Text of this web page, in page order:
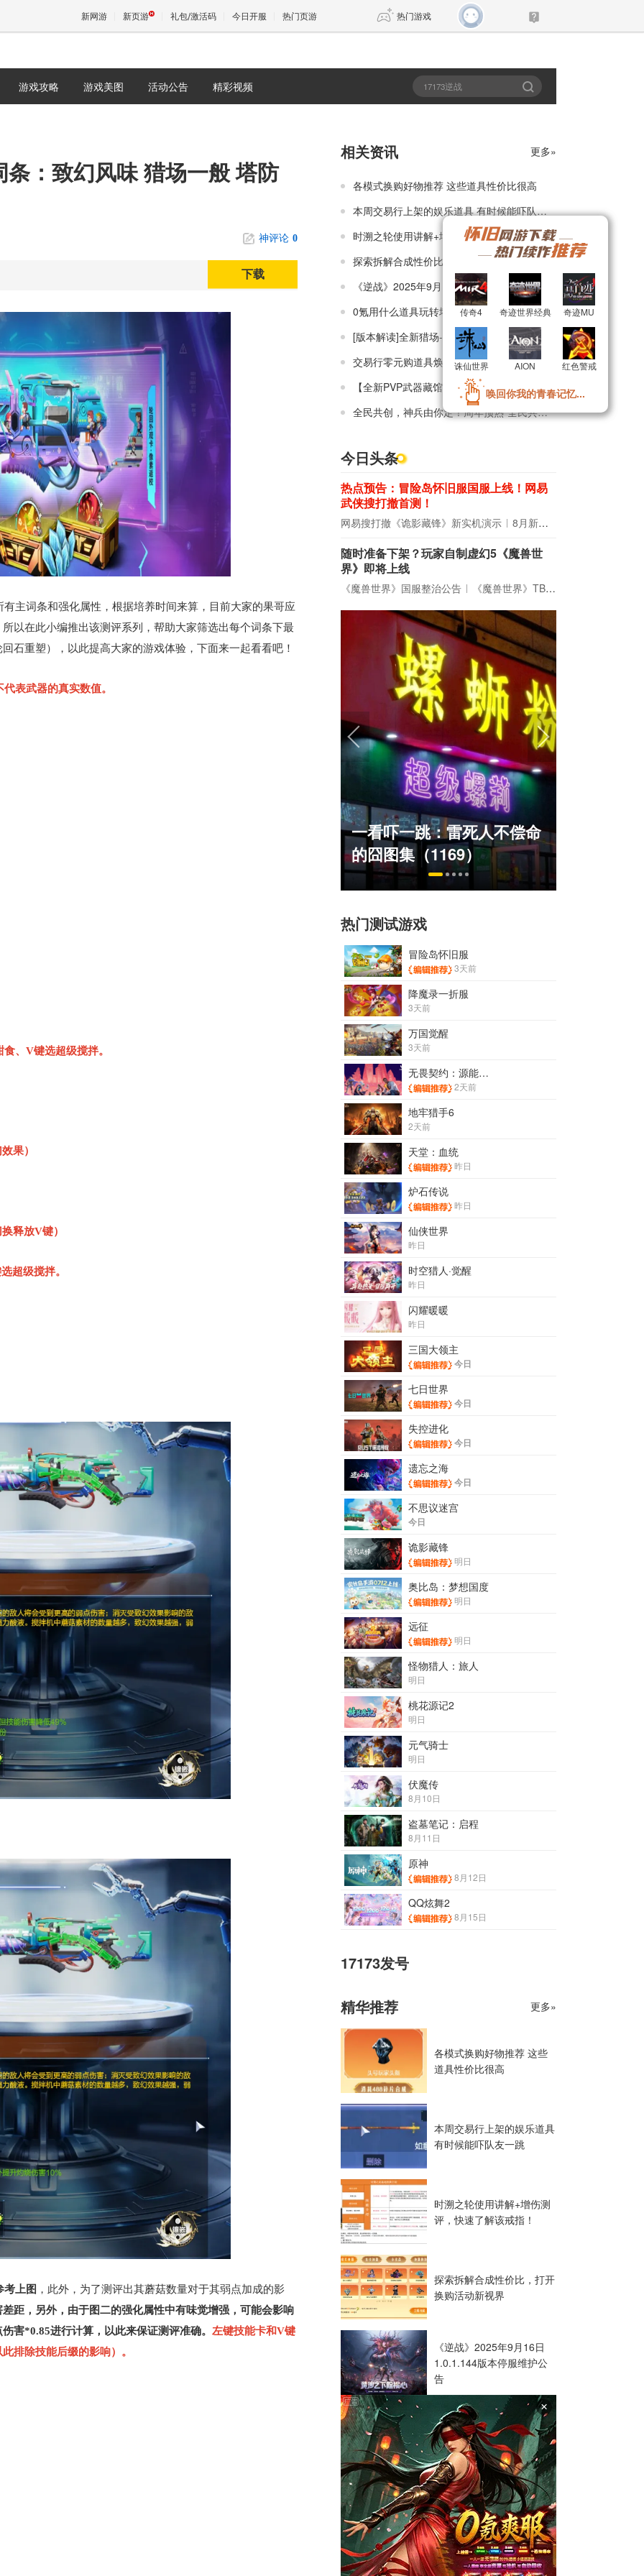
新网游 新页游 礼包/激活码 今日开服 热门页游 热门游戏
传奇4
游戏攻略 游戏美图 活动公告 精彩视频
：致幻风味 猎场一般 塔防
神评论 0
下载
主词条和强化属性，根据培养时间来算，目前大家的果哥应
以在此小编推出该测评系列，帮助大家筛选出每个词条下最
石重塑），以此提高大家的游戏体验，下面来一起看看吧！
表武器的真实数值。
、V键选超级搅拌。
果）
释放V键）
超级搅拌。
考上图 ，此外，为了测评出其蘑菇数量对于其弱点加成的影
距，另外，由于图二的强化属性中有味觉增强，可能会影响
害*0.85进行计算，以此来保证测评准确。 左键技能卡和V键
排除技能后缀的影响）。
相关资讯 更多»
各模式换购好物推荐 这些道具性价比很高
本周交易行上架的娱乐道具 有时候能吓队友一跳
时溯之轮使用讲解+增伤测评，快速了解该戒指！
探索拆解合成性价比，打开换购活动新视界
《逆战》2025年9月16日1.0.1.144版本停服维护公告
0氪用什么道具玩转塔防模式？手把手教会你
[版本解读]全新猎场-沙渊蜃谋上线，玩法+掉落+体验再次焕新！
交易行零元购道具焕新指南 超详细分析性价比超高道具（猎场篇）
【全新PVP武器藏馆】压制利器 M250数据一览
全民共创，神兵由你定！周年预热“全民共创神兵！”活动解析
今日头条
热点预告：冒险岛怀旧服国服上线！网易
武侠搜打撤首测！
网易搜打撤《诡影藏锋》新实机演示 8月新游前瞻：《诡秘之主》领衔
随时准备下架？玩家自制虚幻5《魔兽世
界》即将上线
《魔兽世界》国服整治公告 《魔兽世界》TBC周年大更：双经典团本回归！
一看吓一跳：雷死人不偿命
的囧图集（1169）
热门测试游戏
冒险岛怀旧服
3天前
降魔录一折服
3天前
万国觉醒
3天前
无畏契约：源能行动
2天前
地牢猎手6
2天前
天堂：血统
昨日
炉石传说
昨日
仙侠世界
昨日
时空猎人·觉醒
昨日
闪耀暖暖
昨日
三国大领主
今日
七日世界
今日
失控进化
今日
遗忘之海
今日
不思议迷宫
今日
诡影藏锋
明日
奥比岛：梦想国度
明日
远征
明日
怪物猎人：旅人
明日
桃花源记2
明日
元气骑士
明日
伏魔传
8月10日
盗墓笔记：启程
8月11日
原神
8月12日
QQ炫舞2
8月15日
17173发号
精华推荐 更多»
各模式换购好物推荐 这些
道具性价比很高
本周交易行上架的娱乐道具
有时候能吓队友一跳
时溯之轮使用讲解+增伤测
评，快速了解该戒指！
探索拆解合成性价比，打开
换购活动新视界
《逆战》2025年9月16日
1.0.1.144版本停服维护公
告
×
传奇4 奇迹世界经典 奇迹MU
诛仙世界 AION 红色警戒
唤回你我的青春记忆...
传奇4 奇迹世界经典 奇迹MU
诛仙世界 AION 红色警戒
唤回你我的青春记忆...